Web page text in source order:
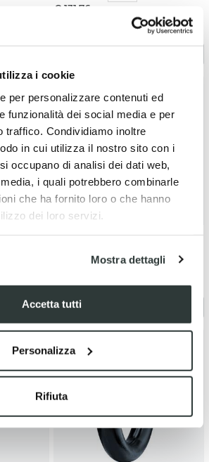
i cookie
per personalizzare contenuti ed
funzionalità dei social media e per
traffico. Condividiamo inoltre
in cui utilizza il nostro sito con i
occupano di analisi dei dati web,
i quali potrebbero combinarle
che ha fornito loro o che hanno
dei loro servizi.
Mostra dettagli
Accetta tutti
Personalizza
Rifiuta
18
€ 131.76
Mousse RigaGomme M 140/80-
18 MOUSSE EXCLUSIVE
MOUSSE EXCLUSIVE